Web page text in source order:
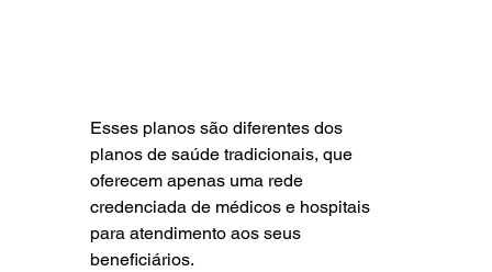
Esses planos são diferentes dos
planos de saúde tradicionais, que
oferecem apenas uma rede
credenciada de médicos e hospitais
para atendimento aos seus
beneficiários.